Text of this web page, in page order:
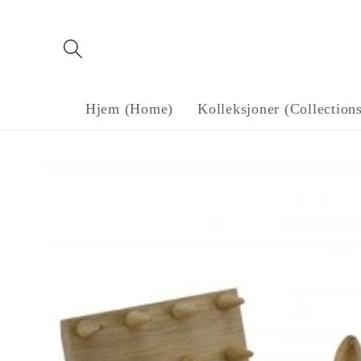
Hjem (Home) Kolleksjoner